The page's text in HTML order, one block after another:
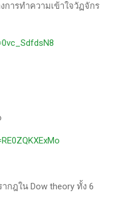
การทำความเข้าใจวัฏจักร
ฎใน Dow theory ทั้ง 6